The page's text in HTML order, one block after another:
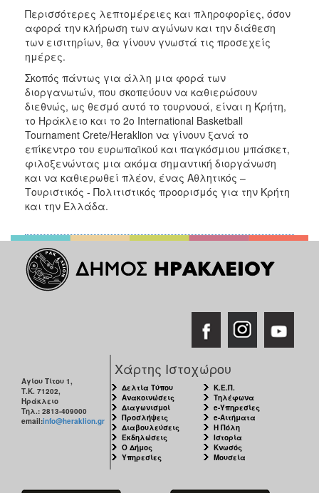
Περισσότερες λεπτομέρειες και πληροφορίες, όσον
αφορά την κλήρωση των αγώνων και την διάθεση
των εισιτηρίων, θα γίνουν γνωστά τις προσεχείς
ημέρες.
Σκοπός πάντως για άλλη μια φορά των
διοργανωτών, που σκοπεύουν να καθιερώσουν
διεθνώς, ως θεσμό αυτό το τουρνουά, είναι η Κρήτη,
το Ηράκλειο και το 2ο International Basketball
Tournament Crete/Heraklion να γίνουν ξανά το
επίκεντρο του ευρωπαϊκού και παγκόσμιου μπάσκετ,
φιλοξενώντας μια ακόμα σημαντική διοργάνωση
και να καθιερωθεί πλέον, ένας Αθλητικός –
Τουριστικός - Πολιτιστικός προορισμός για την Κρήτη
και την Ελλάδα.
Αγίου Τίτου 1,
Τ.Κ. 71202,
Ηράκλειο
Τηλ.: 2813-409000
email:info@heraklion.gr
Χάρτης Ιστοχώρου
Δελτία Τύπου
Ανακοινώσεις
Διαγωνισμοί
Προσλήψεις
Διαβουλεύσεις
Εκδηλώσεις
Ο Δήμος
Υπηρεσίες
Κ.Ε.Π.
Τηλέφωνα
e-Υπηρεσίες
e-Αιτήματα
Η Πόλη
Ιστορία
Κνωσός
Μουσεία